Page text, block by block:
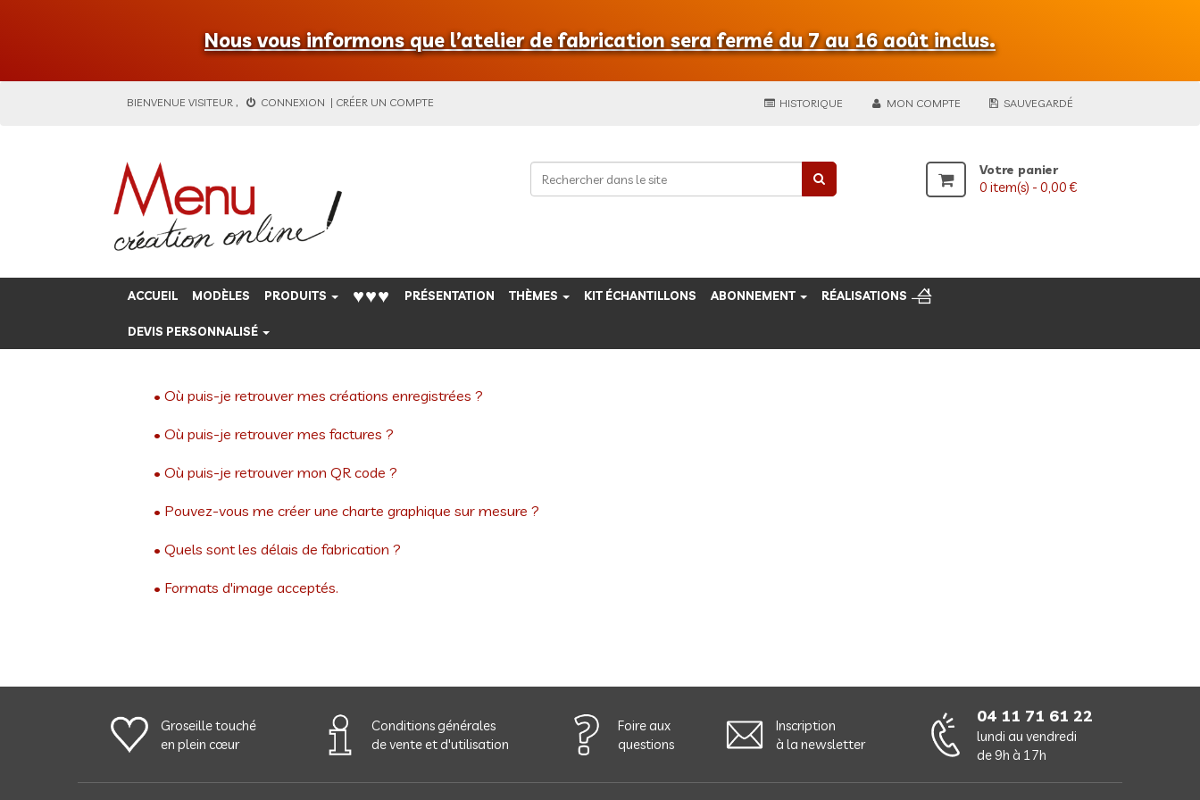
Nous vous informons que l’atelier de fabrication sera fermé du 7 au 16 août inclus.
BIENVENUE VISITEUR , CONNEXION | CRÉER UN COMPTE HISTORIQUE MON COMPTE SAUVEGARDÉ
Votre panier
0 item(s) - 0,00 €
ACCUEIL MODÈLES PRODUITS ♥♥♥ PRÉSENTATION THÈMES KIT ÉCHANTILLONS ABONNEMENT RÉALISATIONS
DEVIS PERSONNALISÉ
• Où puis-je retrouver mes créations enregistrées ?
• Où puis-je retrouver mes factures ?
• Où puis-je retrouver mon QR code ?
• Pouvez-vous me créer une charte graphique sur mesure ?
• Quels sont les délais de fabrication ?
• Formats d'image acceptés.
Groseille touché
en plein cœur
Conditions générales
de vente et d'utilisation
Foire aux
questions
Inscription
à la newsletter
04 11 71 61 22
lundi au vendredi
de 9h à 17h